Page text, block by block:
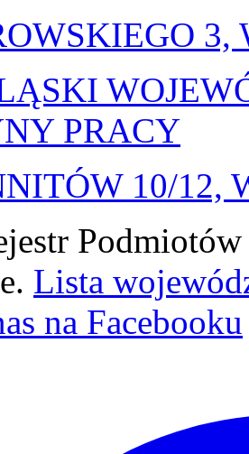
3,
PRACY
10/12,
Lista
na Facebooku